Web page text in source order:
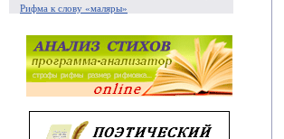
Рифма к слову «маляры»